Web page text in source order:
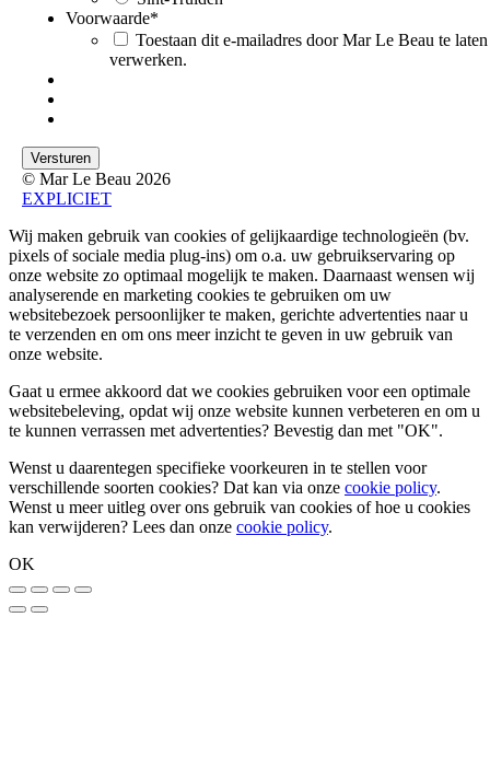
Voorwaarde*
Toestaan dit e-mailadres door Mar Le Beau te laten
verwerken.
© Mar Le Beau 2026
EXPLICIET
Wij maken gebruik van cookies of gelijkaardige technologieën (bv.
pixels of sociale media plug-ins) om o.a. uw gebruikservaring op
onze website zo optimaal mogelijk te maken. Daarnaast wensen wij
analyserende en marketing cookies te gebruiken om uw
websitebezoek persoonlijker te maken, gerichte advertenties naar u
te verzenden en om ons meer inzicht te geven in uw gebruik van
onze website.
Gaat u ermee akkoord dat we cookies gebruiken voor een optimale
websitebeleving, opdat wij onze website kunnen verbeteren en om u
te kunnen verrassen met advertenties? Bevestig dan met "OK".
Wenst u daarentegen specifieke voorkeuren in te stellen voor
verschillende soorten cookies? Dat kan via onze cookie policy.
Wenst u meer uitleg over ons gebruik van cookies of hoe u cookies
kan verwijderen? Lees dan onze cookie policy.
OK